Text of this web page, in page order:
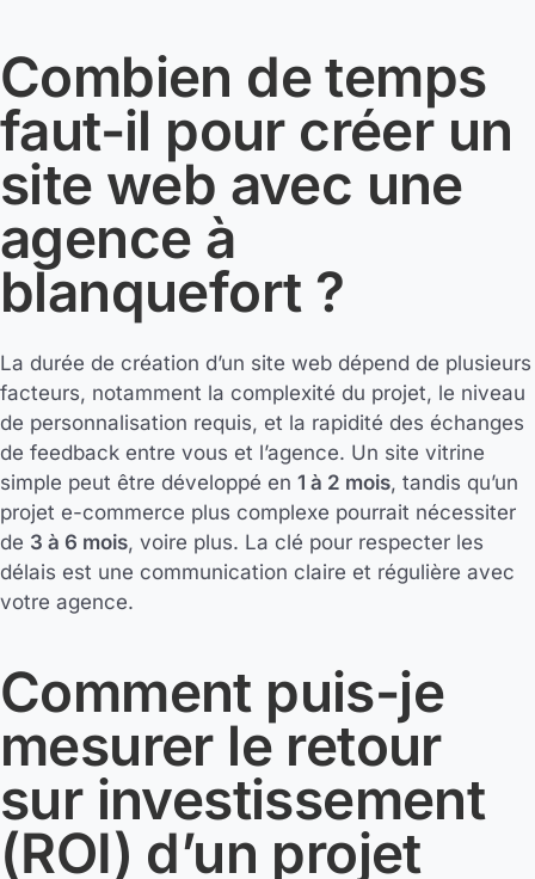
Combien de temps
faut-il pour créer un
site web avec une
agence à
blanquefort ?
La durée de création d’un site web dépend de plusieurs
facteurs, notamment la complexité du projet, le niveau
de personnalisation requis, et la rapidité des échanges
de feedback entre vous et l’agence. Un site vitrine
simple peut être développé en 1 à 2 mois, tandis qu’un
projet e-commerce plus complexe pourrait nécessiter
de 3 à 6 mois, voire plus. La clé pour respecter les
délais est une communication claire et régulière avec
votre agence.
Comment puis-je
mesurer le retour
sur investissement
(ROI) d’un projet